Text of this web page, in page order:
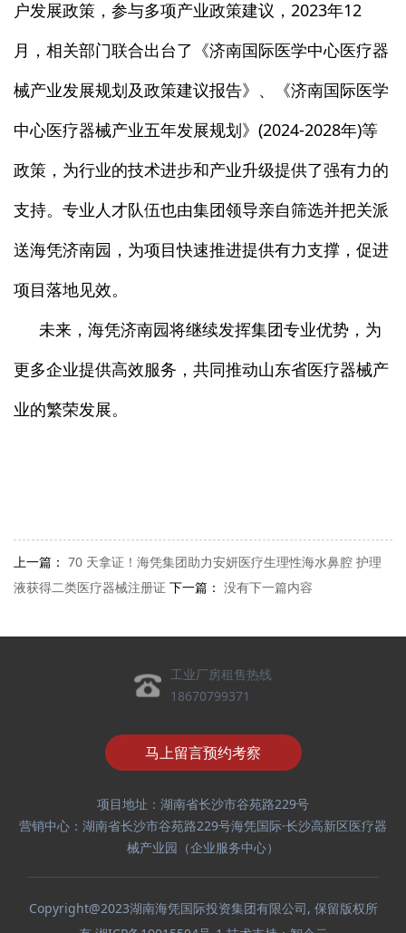
户发展政策，参与多项产业政策建议，2023年12
月，相关部门联合出台了《济南国际医学中心医疗器
械产业发展规划及政策建议报告》、《济南国际医学
中心医疗器械产业五年发展规划》(2024-2028年)等
政策，为行业的技术进步和产业升级提供了强有力的
支持。专业人才队伍也由集团领导亲自筛选并把关派
送海凭济南园，为项目快速推进提供有力支撑，促进
项目落地见效。
未来，海凭济南园将继续发挥集团专业优势，为
更多企业提供高效服务，共同推动山东省医疗器械产
业的繁荣发展。
上一篇： 70 天拿证！海凭集团助力安妍医疗生理性海水鼻腔 护理
液获得二类医疗器械注册证 下一篇： 没有下一篇内容
工业厂房租售热线
18670799371
马上留言预约考察
项目地址：湖南省长沙市谷苑路229号
营销中心：湖南省长沙市谷苑路229号海凭国际·长沙高新区医疗器
械产业园（企业服务中心）
Copyright@2023湖南海凭国际投资集团有限公司, 保留版权所